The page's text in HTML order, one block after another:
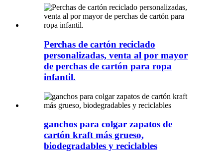
Perchas de cartón reciclado
personalizadas, venta al por mayor
de perchas de cartón para ropa
infantil.
ganchos para colgar zapatos de
cartón kraft más grueso,
biodegradables y reciclables